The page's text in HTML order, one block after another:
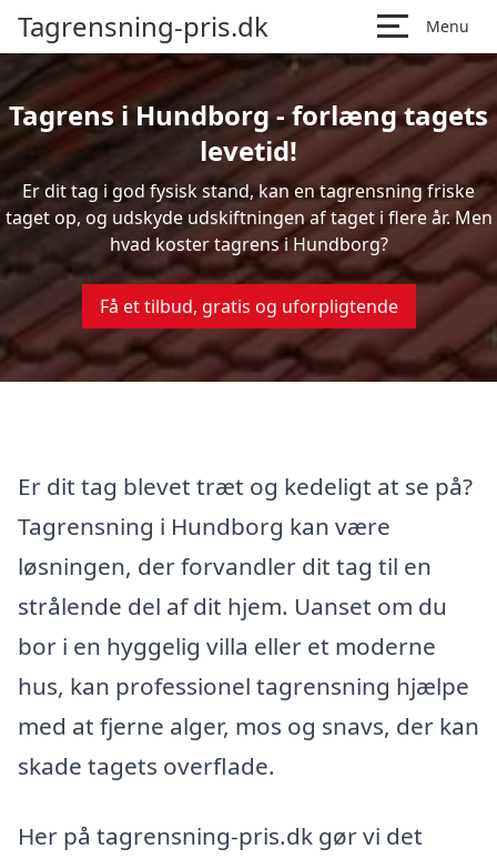
Tagrensning-pris.dk Menu
Tagrens i Hundborg - forlæng tagets
levetid!
Er dit tag i god fysisk stand, kan en tagrensning friske
taget op, og udskyde udskiftningen af taget i flere år. Men
hvad koster tagrens i Hundborg?
Få et tilbud, gratis og uforpligtende
Er dit tag blevet træt og kedeligt at se på?
Tagrensning i Hundborg kan være
løsningen, der forvandler dit tag til en
strålende del af dit hjem. Uanset om du
bor i en hyggelig villa eller et moderne
hus, kan professionel tagrensning hjælpe
med at fjerne alger, mos og snavs, der kan
skade tagets overflade.
Her på tagrensning-pris.dk gør vi det